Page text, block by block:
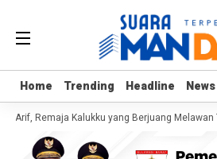
Home Trending Headline News
Home Trending Headline News
Arif, Remaja Kalukku yang Berjuang Melawan